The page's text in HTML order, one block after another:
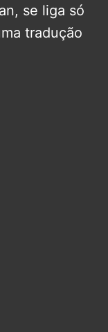
se liga só
tradução